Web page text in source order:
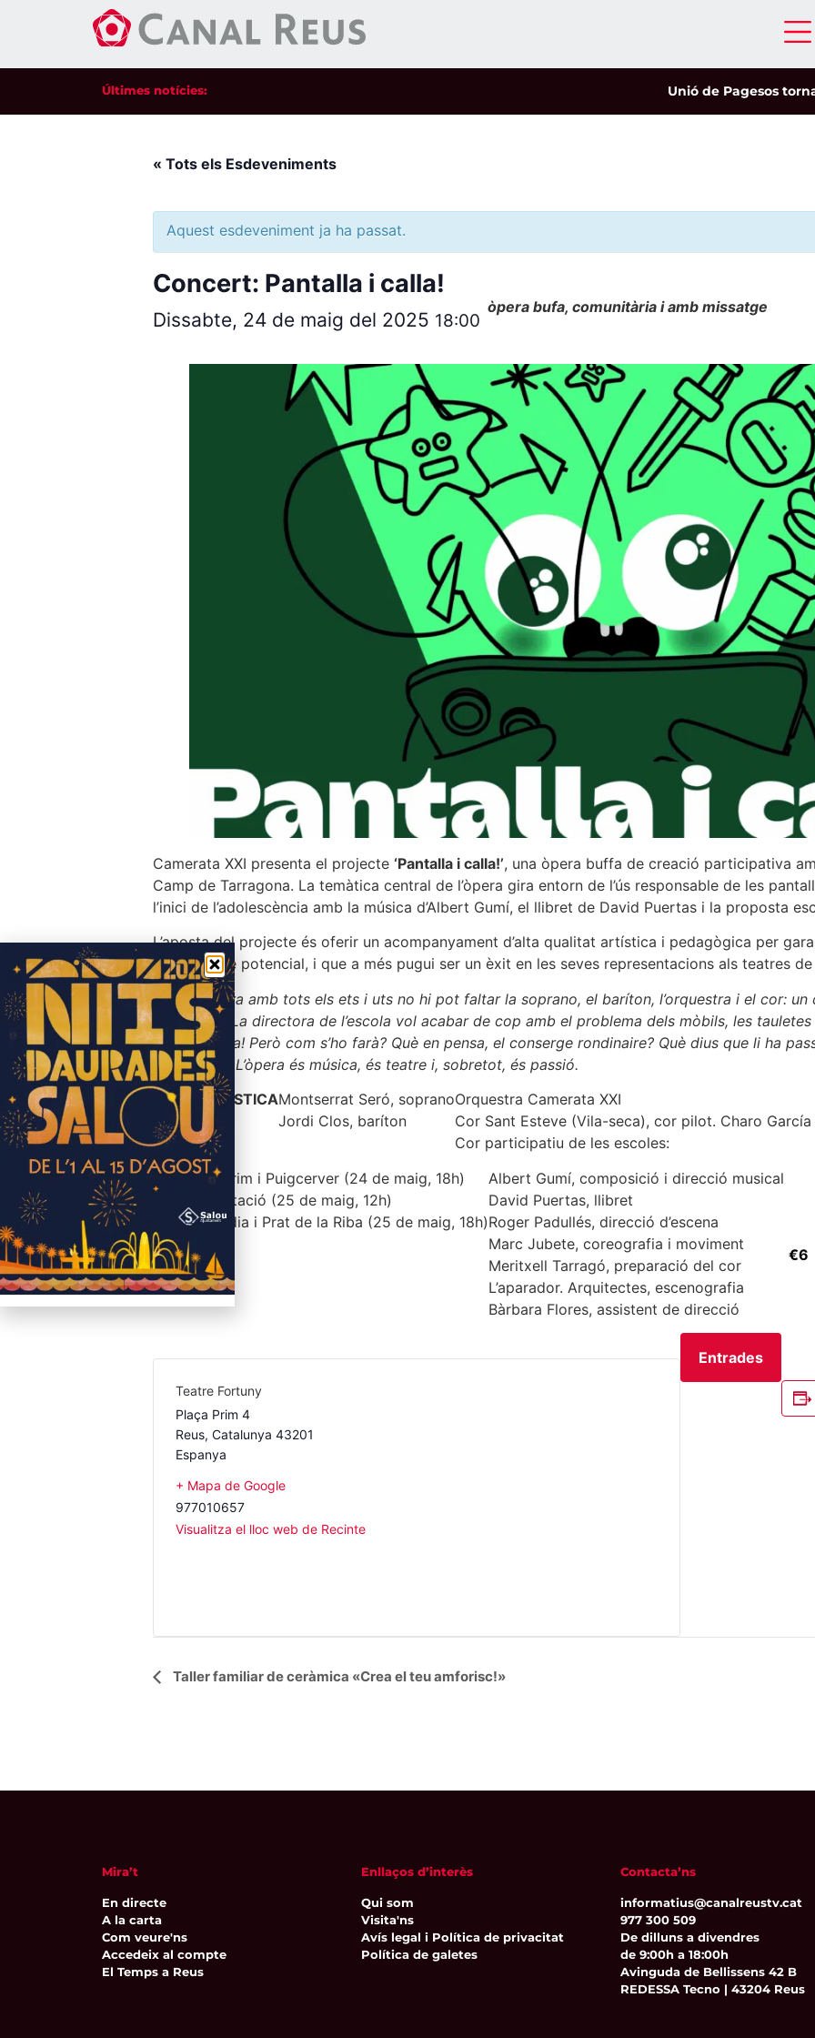
Últimes notícies: Unió de Pagesos
« Tots els Esdeveniments
Aquest esdeveniment ja ha passat.
Concert: Pantalla i calla!
Dissabte, 24 de maig del 2025 18:00
òpera bufa, comunitària i amb missatge
Camerata XXI presenta el projecte ‘Pantalla i calla!’, una òpera buffa de creació participativa
Camp de Tarragona. La temàtica central de l’òpera gira entorn de l’ús responsable de les
l’inici de l’adolescència amb la música d’Albert Gumí, el llibret de David Puertas i la proposta
L’aposta del projecte és oferir un acompanyament d’alta qualitat artística i pedagògica per
seu impacte potencial, i que a més pugui ser un èxit en les seves representacions als teatres
En una òpera amb tots els ets i uts no hi pot faltar la soprano, el baríton, l’orquestra i el cor:
Tarragona. La directora de l’escola vol acabar de cop amb el problema dels mòbils, les
pot ser bona! Però com s’ho farà? Què en pensa, el conserge rondinaire? Què dius que li ha
WhatsApp? L’òpera és música, és teatre i, sobretot, és passió.
FITXA ARTÍSTICAMontserrat Seró, soprano
Jordi Clos, baríton
Orquestra Camerata XXI
Cor Sant Esteve (Vila-seca), cor pilot. Charo
Cor participatiu de les escoles:
– General Prim i Puigcerver (24 de maig, 18h)
– La Presentació (25 de maig, 12h)
– Misericòrdia i Prat de la Riba (25 de maig, 18h)
Albert Gumí, composició i direcció musical
David Puertas, llibret
Roger Padullés, direcció d’escena
Marc Jubete, coreografia i moviment
Meritxell Tarragó, preparació del cor
L’aparador. Arquitectes, escenografia
Bàrbara Flores, assistent de direcció
€6
Teatre Fortuny
Plaça Prim 4
Reus, Catalunya 43201
Espanya
+ Mapa de Google
977010657
Visualitza el lloc web de Recinte
Entrades
Navegació
Taller familiar de ceràmica «Crea el teu amforisc!»
Mira’t
En directe
A la carta
Com veure'ns
Accedeix al compte
El Temps a Reus
Enllaços d’interès
Qui som
Visita'ns
Avís legal i Política de privacitat
Política de galetes
Contacta’ns
informatius@canalreustv.cat
977 300 509
De dilluns a divendres
de 9:00h a 18:00h
Avinguda de Bellissens 42 B
REDESSA Tecno | 43204 Reus